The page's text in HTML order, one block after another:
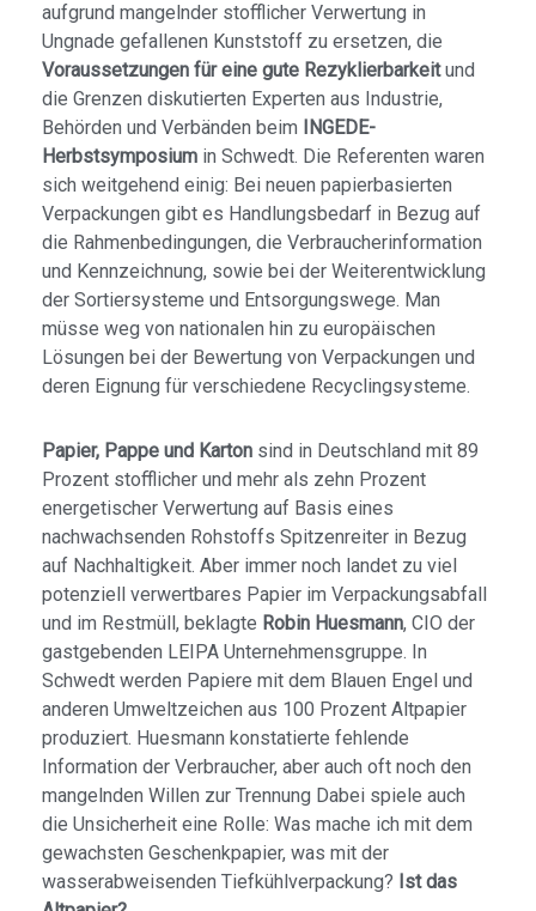
aufgrund mangelnder stofflicher Verwertung in
Ungnade gefallenen Kunststoff zu ersetzen, die
Voraussetzungen für eine gute Rezyklierbarkeitund
die Grenzen diskutierten Experten aus Industrie,
Behörden und Verbänden beim
INGEDE-
Herbstsymposium in Schwedt. Die Referenten waren
sich weitgehend einig: Bei neuen papierbasierten
Verpackungen gibt es Handlungsbedarf in Bezug auf
die Rahmenbedingungen, die Verbraucher­information
und Kennzeichnung, sowie bei der Weiterentwicklung
der Sortiersysteme und Entsorgungswege. Man
müsse weg von nationalen hin zu europäischen
Lösungen bei der Bewertung von Verpackungen und
deren Eignung für verschiedene Recyclingsysteme.
Papier, Pappe und Karton sind in Deutsch­land mit 89
Prozent stofflicher und mehr als zehn Prozent
energetischer Verwertung auf Basis eines
nachwachsen­den Rohstoffs Spitzenreiter in Bezug
auf Nachhaltigkeit. Aber immer noch landet zu viel
potenziell verwertbares Papier im Verpackungsabfall
und im Restmüll, beklagte Robin Huesmann, CIO der
gastgebenden LEIPA Unternehmens­gruppe. In
Schwedt werden Papiere mit dem Blauen Engel und
anderen Umweltzeichen aus 100 Prozent Altpapier
produziert. Huesmann konstatierte fehlende
Information der Verbraucher, aber auch oft noch den
mangelnden Willen zur Trennung Dabei spiele auch
die Unsicherheit eine Rolle: Was mache ich mit dem
gewachsten Geschenk­papier, was mit der
wasserabweisenden Tiefkühl­verpackung? Ist das